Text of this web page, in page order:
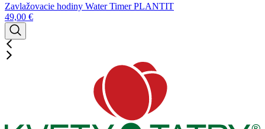
Zavlažovacie hodiny Water Timer PLANTIT
49,00 €